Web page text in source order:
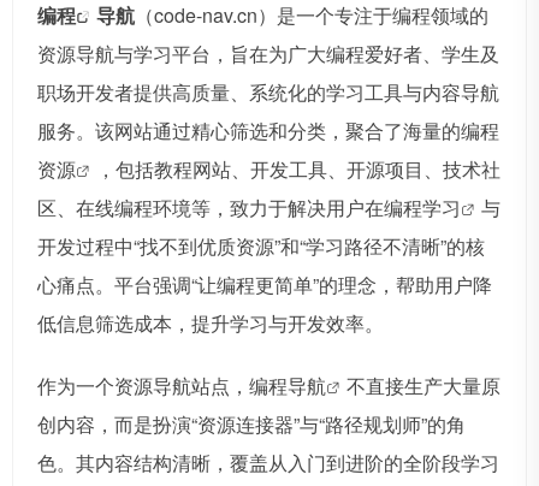
编程 导航 （code-nav.cn）是一个专注于编程领域的
资源导航与学习平台，旨在为广大编程爱好者、学生及
职场开发者提供高质量、系统化的学习工具与内容导航
服务。该网站通过精心筛选和分类，聚合了海量的编程
资源
，包括教程网站、开发工具、开源项目、技术社
区、在线编程环境等，致力于解决用户在编程学习
与
开发过程中“找不到优质资源”和“学习路径不清晰”的核
心痛点。平台强调“让编程更简单”的理念，帮助用户降
低信息筛选成本，提升学习与开发效率。
作为一个资源导航站点， 编程导航
不直接生产大量原
创内容，而是扮演“资源连接器”与“路径规划师”的角
色。其内容结构清晰，覆盖从入门到进阶的全阶段学习